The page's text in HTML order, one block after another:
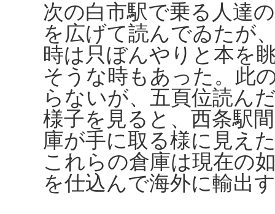
次の白市駅で乗る人達
を広げて読んでゐたが
時は只ぼんやりと本を
そうな時もあった。此
らないが、五頁位読ん
様子を見ると、西条駅
庫が手に取る様に見え
これらの倉庫は現在の
を仕込んで海外に輸出